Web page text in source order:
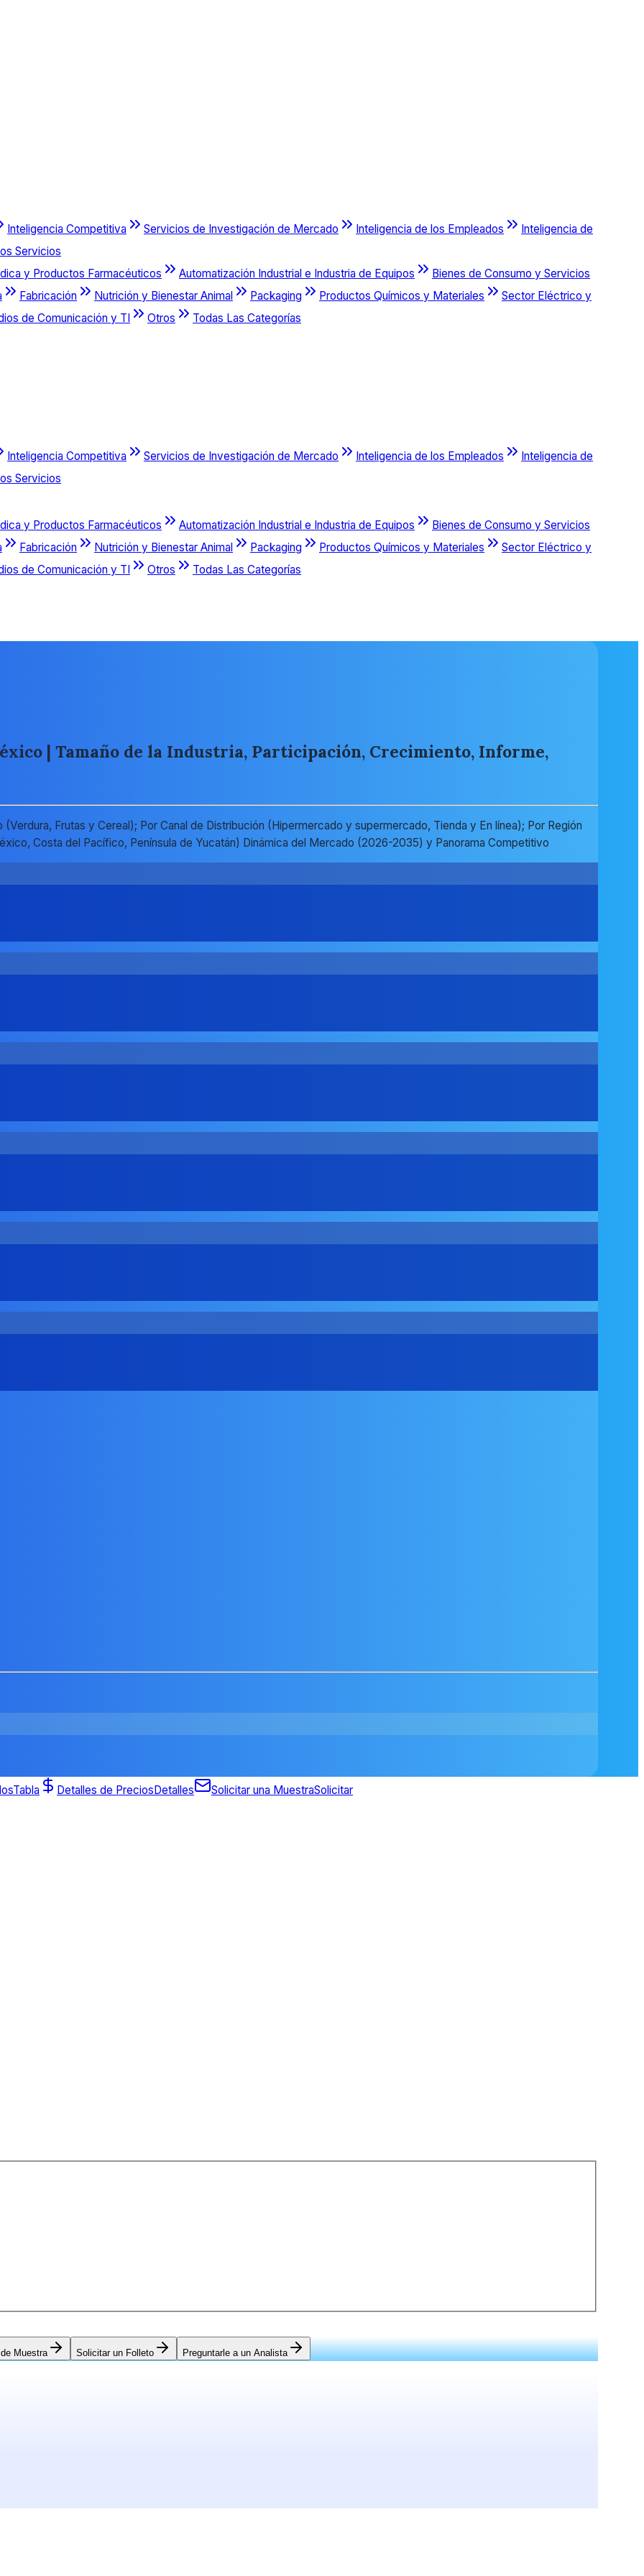
Inteligencia Competitiva Servicios de Investigación de Mercado Inteligencia de los Empleados
Inteligencia de
Servicios
y Productos Farmacéuticos Automatización Industrial e Industria de Equipos
Bienes de Consumo y Servicios
Fabricación Nutrición y Bienestar Animal Packaging Productos Químicos y Materiales
Sector Eléctrico y
de Comunicación y TI Otros Todas Las Categorías
Inteligencia Competitiva Servicios de Investigación de Mercado Inteligencia de los Empleados
Inteligencia de
Servicios
y Productos Farmacéuticos Automatización Industrial e Industria de Equipos
Bienes de Consumo y Servicios
Fabricación Nutrición y Bienestar Animal Packaging Productos Químicos y Materiales
Sector Eléctrico y
de Comunicación y TI Otros
Todas Las Categorías
| Tamaño de la Industria, Participación, Crecimiento, Informe,
Frutas y Cereal); Por Canal de Distribución (Hipermercado y supermercado, Tienda y En línea); Por Región
Costa del Pacífico, Península de Yucatán) Dinámica del Mercado (2026-2035) y Panorama Competitivo
Tabla Detalles de PreciosDetalles Solicitar una MuestraSolicitar
Muestra Solicitar un Folleto Preguntarle a un Analista